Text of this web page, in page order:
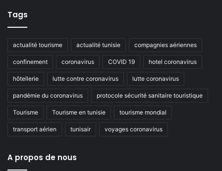
Tags
actualité tourisme actualité tunisie compagnies aériennes
confinement coronavirus COVID 19 hotel coronavirus
hôtellerie lutte contre coronavirus lutte coronavirus
pandémie du coronavirus protocole sécurité sanitaire touristique
Tourisme Tourisme en tunisie tourisme mondial
transport aérien tunisair voyages coronavirus
A propos de nous